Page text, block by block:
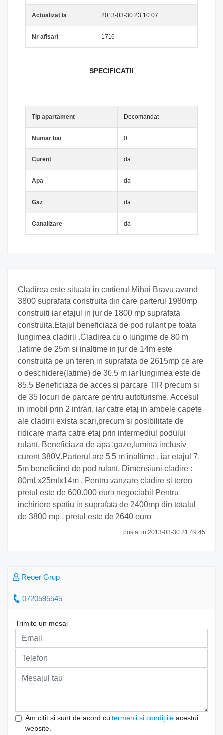
Actualizat la 2013-03-30 23:10:07
Nr afisari 1716
SPECIFICATII
Tip apartament Decomandat
Numar bai 0
Curent da
Apa da
Gaz da
Canalizare da
Cladirea este situata in cartierul Mihai Bravu avand
3800 suprafata construita din care parterul 1980mp
construiti iar etajul in jur de 1800 mp suprafata
construita.Etajul beneficiaza de pod rulant pe toata
lungimea cladirii .Cladirea cu o lungime de 80 m
,latime de 25m si inaltime in jur de 14m este
construita pe un teren in suprafata de 2615mp ce are
o deschidere(latime) de 30.5 m iar lungimea este de
85.5 Beneficiaza de acces si parcare TIR precum si
de 35 locuri de parcare pentru autoturisme. Accesul
in imobil prin 2 intrari, iar catre etaj in ambele capete
ale cladirii exista scari,precum si posibilitate de
ridicare marfa catre etaj prin intermediul podului
rulant. Beneficiaza de apa ,gaze,lumina inclusiv
curent 380V.Parterul are 5.5 m inaltime , iar etajul 7.
5m beneficiind de pod rulant. Dimensiuni cladire :
80mLx25mlx14m . Pentru vanzare cladire si teren
pretul este de 600.000 euro negociabil Pentru
inchiriere spatiu in suprafata de 2400mp din totalul
de 3800 mp , pretul este de 2640 euro
postat in 2013-03-30 21:49:45
Reoer Grup
0720595545
Trimite un mesaj
Am citit și sunt de acord cu termenii și condițiile acestui
website.